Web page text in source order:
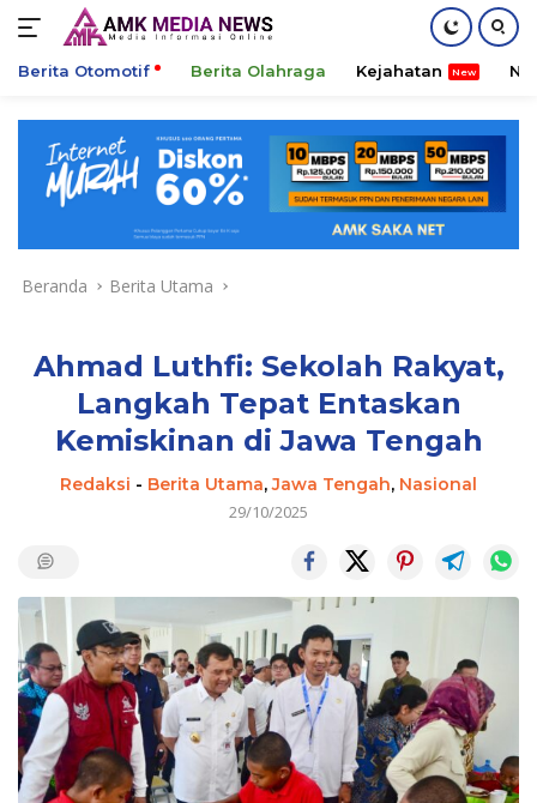
konten
Berita Otomotif Berita Olahraga Kejahatan
Beranda Berita Utama
Ahmad Luthfi: Sekolah Rakyat,
Langkah Tepat Entaskan
Kemiskinan di Jawa Tengah
Redaksi - Berita Utama,Jawa Tengah, Nasional
29/10/2025